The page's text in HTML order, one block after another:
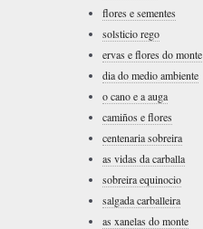
flores e sementes
solsticio rego
ervas e flores do monte
dia do medio ambiente
o cano e a auga
camiños e flores
centenaria sobreira
as vidas da carballa
sobreira equinocio
salgada carballeira
as xanelas do monte